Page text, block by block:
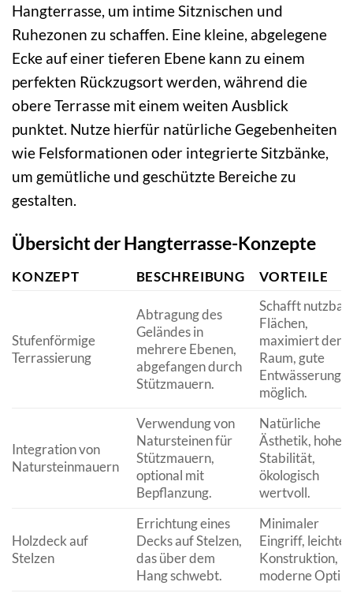
Hangterrasse, um intime Sitznischen und
Ruhezonen zu schaffen. Eine kleine, abgelegene
Ecke auf einer tieferen Ebene kann zu einem
perfekten Rückzugsort werden, während die
obere Terrasse mit einem weiten Ausblick
punktet. Nutze hierfür natürliche Gegebenheiten
wie Felsformationen oder integrierte Sitzbänke,
um gemütliche und geschützte Bereiche zu
gestalten.
Übersicht der Hangterrasse-Konzepte
KONZEPT BESCHREIBUNG VORTEILE
Stufenförmige
Terrassierung
Abtragung des
Geländes in
mehrere Ebenen,
abgefangen durch
Stützmauern.
Schafft
Flächen,
maximiert den
Raum, gute
Entwässerung
möglich.
Integration von
Natursteinmauern
Verwendung von
Natursteinen für
Stützmauern,
optional mit
Bepflanzung.
Natürliche
Ästhetik, hohe
Stabilität,
ökologisch
wertvoll.
Holzdeck auf
Stelzen
Errichtung eines
Decks auf Stelzen,
das über dem
Hang schwebt.
Minimaler
Eingriff, leichte
Konstruktion,
moderne Optik.